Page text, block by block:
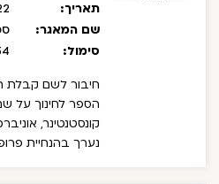
תאריך:
שם המאגר:
סימול:
חיבור לשם קבלת
הספר לחינוך על שם
קונסטנטינר,
נערך בהנחיית